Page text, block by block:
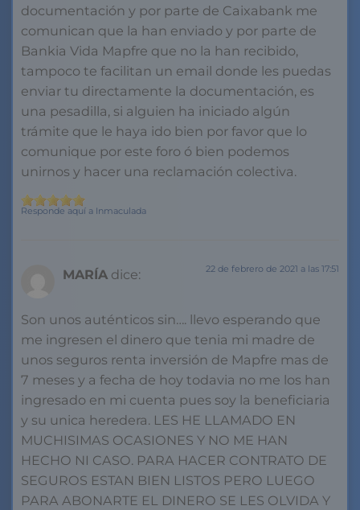
documentación y por parte de Caixabank me
comunican que la han enviado y por parte de
Bankia Vida Mapfre que no la han recibido,
tampoco te facilitan un email donde les puedas
enviar tu directamente la documentación, es
una pesadilla, si alguien ha iniciado algún
trámite que le haya ido bien por favor que lo
comunique por este foro ó bien podemos
unirnos y hacer una reclamación colectiva.
Responde aquí a Inmaculada
MARÍA dice: 22 de febrero de 2021 a las 17:51
Son unos auténticos sin…. llevo esperando que
me ingresen el dinero que tenia mi madre de
unos seguros renta inversión de Mapfre mas de
7 meses y a fecha de hoy todavia no me los han
ingresado en mi cuenta pues soy la beneficiaria
y su unica heredera. LES HE LLAMADO EN
MUCHISIMAS OCASIONES Y NO ME HAN
HECHO NI CASO. PARA HACER CONTRATO DE
SEGUROS ESTAN BIEN LISTOS PERO LUEGO
PARA ABONARTE EL DINERO SE LES OLVIDA Y